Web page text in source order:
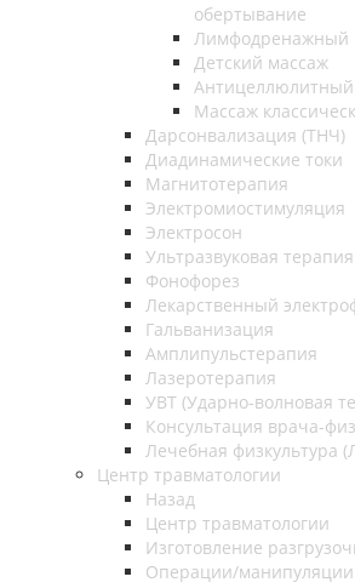
обертывание
Лимфодренажный
Детский массаж
Массаж
Дарсонвализация (ТНЧ)
Диадинамические токи
Магнитотерапия
Электромиостимуляция
Электросон
Ультразвуковая терапия
Фонофорез
Лекарственный
Гальванизация
Амплипульстерапия
Лазеротерапия
УВТ (Ударно-волновая
Консультация врача-
Лечебная физкультура
Центр травматологии
Назад
Центр травматологии
Изготовление
Операции/манипуляции